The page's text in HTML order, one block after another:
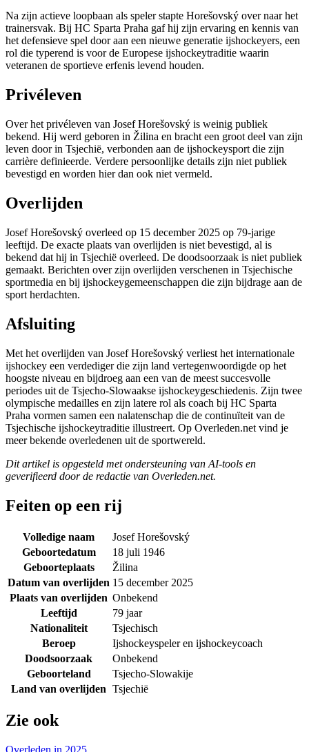
Na zijn actieve loopbaan als speler stapte Horešovský over naar het
trainersvak. Bij HC Sparta Praha gaf hij zijn ervaring en kennis van
het defensieve spel door aan een nieuwe generatie ijshockeyers, een
rol die typerend is voor de Europese ijshockeytraditie waarin
veteranen de sportieve erfenis levend houden.
Privéleven
Over het privéleven van Josef Horešovský is weinig publiek
bekend. Hij werd geboren in Žilina en bracht een groot deel van zijn
leven door in Tsjechië, verbonden aan de ijshockeysport die zijn
carrière definieerde. Verdere persoonlijke details zijn niet publiek
bevestigd en worden hier dan ook niet vermeld.
Overlijden
Josef Horešovský overleed op 15 december 2025 op 79-jarige
leeftijd. De exacte plaats van overlijden is niet bevestigd, al is
bekend dat hij in Tsjechië overleed. De doodsoorzaak is niet publiek
gemaakt. Berichten over zijn overlijden verschenen in Tsjechische
sportmedia en bij ijshockeygemeenschappen die zijn bijdrage aan de
sport herdachten.
Afsluiting
Met het overlijden van Josef Horešovský verliest het internationale
ijshockey een verdediger die zijn land vertegenwoordigde op het
hoogste niveau en bijdroeg aan een van de meest succesvolle
periodes uit de Tsjecho-Slowaakse ijshockeygeschiedenis. Zijn twee
olympische medailles en zijn latere rol als coach bij HC Sparta
Praha vormen samen een nalatenschap die de continuïteit van de
Tsjechische ijshockeytraditie illustreert. Op Overleden.net vind je
meer bekende overledenen uit de sportwereld.
Dit artikel is opgesteld met ondersteuning van AI-tools en
geverifieerd door de redactie van Overleden.net.
Feiten op een rij
Volledige naam
Josef Horešovský
Geboortedatum
18 juli 1946
Geboorteplaats
Žilina
Datum van overlijden 15 december 2025
Plaats van overlijden Onbekend
Leeftijd
79 jaar
Nationaliteit
Tsjechisch
Beroep
Ijshockeyspeler en ijshockeycoach
Doodsoorzaak
Onbekend
Geboorteland
Tsjecho-Slowakije
Land van overlijden Tsjechië
Zie ook
Overleden in 2025